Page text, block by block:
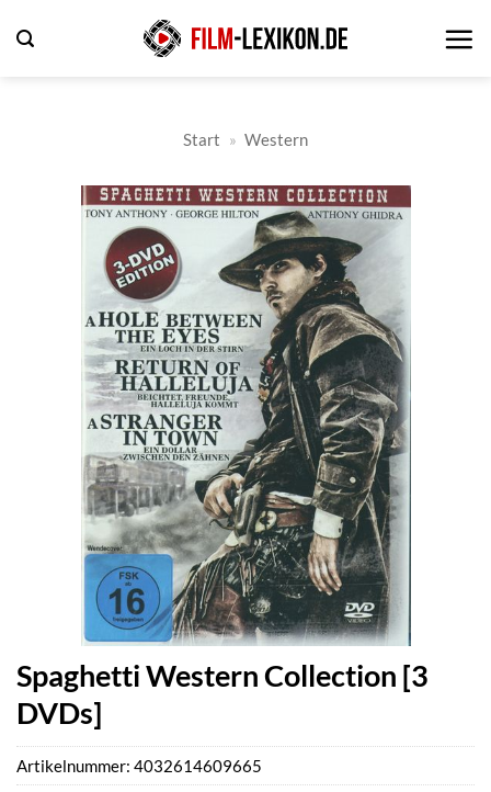
Inhalt
Start » Western
Spaghetti Western Collection [3
DVDs]
Artikelnummer: 4032614609665